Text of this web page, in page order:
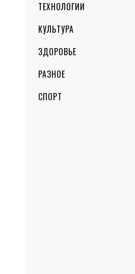
ТЕХНОЛОГИИ
КУЛЬТУРА
ЗДОРОВЬЕ
РАЗНОЕ
СПОРТ